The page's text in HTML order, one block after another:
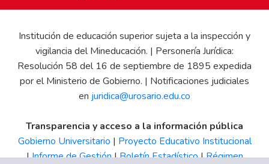
Institución de educación superior sujeta a la inspección y
vigilancia del Mineducación. | Personería Jurídica:
Resolución 58 del 16 de septiembre de 1895 expedida
por el Ministerio de Gobierno. | Notificaciones judiciales
en juridica@urosario.edu.co
Transparencia y acceso a la información pública
Gobierno Universitario | Proyecto Educativo Institucional
|Informe de Gestión|Boletín Estadístico|Régimen